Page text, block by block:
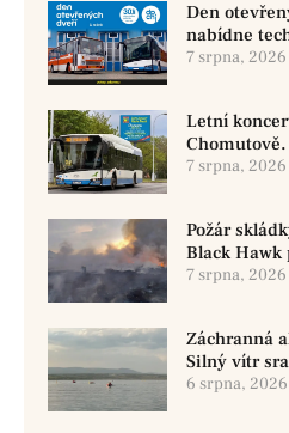
Den
nabídne
historickými
7 srpna, 2026
Letní
využít MHD
7 srpna, 2026
Požár
Black Hawk
7 srpna, 2026
Záchranná
Silný vítr
dvě osoby
6 srpna, 2026